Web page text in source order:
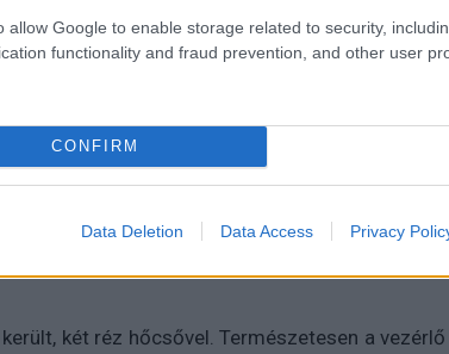
allow Google to enable storage related to security,
functionality and fraud prevention, and other user
CONFIRM
Data Deletion Data Access Privacy
dual slotos, egyedi hűtő került.
hogy bemutassa saját, gyárilag
videokártyáját. Az OC-változatú vezérlőt
Edition néven kell majd a boltokban keresnünk.
két réz hőcsővel. Természetesen a